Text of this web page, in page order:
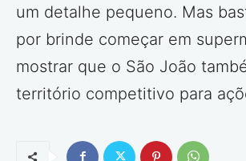
um detalhe pequeno. Mas
por brinde começar em
mostrar que o São João
território competitivo para